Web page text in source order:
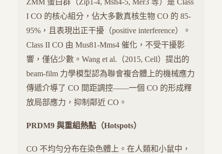
I CO 的核心組分，佔大多數真核生物 CO 的 85-
95%，且表現出正干擾（positive interference）。
Class II CO 由 Mus81-Mms4 催化，不受干擾影
響，僅佔少數。Wang et al.（2015, Cell）提出的
beam-film 力學模型認為聯會複合體上的機械應力
傳遞介導了 CO 間距調控——一個 CO 的形成釋
放局部應力，抑制鄰近 CO。
PRDM9 與重組熱點（Hotspots）
CO 不均勻分布在染色體上。在人類和小鼠中，